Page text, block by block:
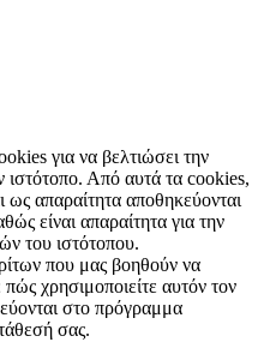
για να βελτιώσει την
ιστότοπο. Από αυτά τα cookies,
ως απαραίτητα αποθηκεύονται
είναι απαραίτητα για την
του ιστότοπου.
που μας βοηθούν να
χρησιμοποιείτε αυτόν τον
στο πρόγραμμα
σας.